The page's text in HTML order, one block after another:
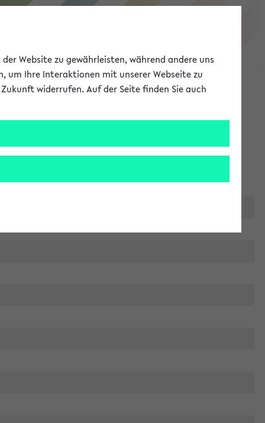
eKVV
Website zu gewährleisten, während andere uns
um Ihre Interaktionen mit unserer Webseite zu
widerrufen. Auf der Seite finden Sie auch